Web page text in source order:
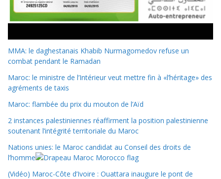
MMA: le daghestanais Khabib Nurmagomedov refuse un
combat pendant le Ramadan
Maroc: le ministre de l’Intérieur veut mettre fin à «l’héritage» des
agréments de taxis
Maroc: flambée du prix du mouton de l’Aïd
2 instances palestiniennes réaffirment la position palestinienne
soutenant l’intégrité territoriale du Maroc
Nations unies: le Maroc candidat au Conseil des droits de
l’homme
(Vidéo) Maroc-Côte d’Ivoire : Ouattara inaugure le pont de